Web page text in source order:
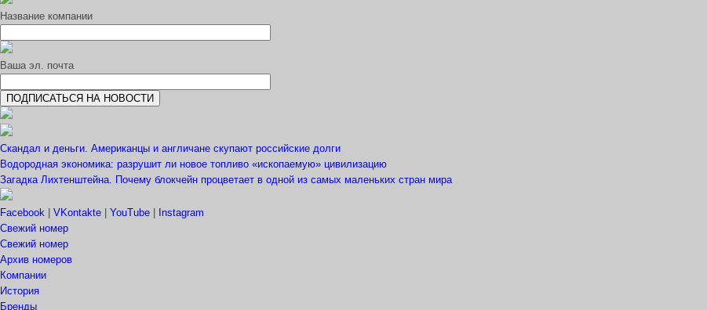
Название компании
Ваша эл. почта
Скандал и деньги. Американцы и англичане скупают российские долги
Водородная экономика: разрушит ли новое топливо «ископаемую» цивилизацию
Загадка Лихтенштейна. Почему блокчейн процветает в одной из самых маленьких стран мира
Facebook VKontakte YouTube
Instagram
Свежий номер
Свежий номер
Архив номеров
Компании
История
Бренды